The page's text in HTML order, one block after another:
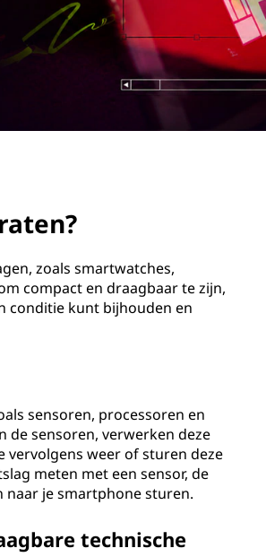
zoals smartwatches,
compact en draagbaar te zijn,
conditie kunt bijhouden en
sensoren, processoren en
de sensoren, verwerken deze
vervolgens weer of sturen deze
meten met een sensor, de
naar je smartphone sturen.
technische